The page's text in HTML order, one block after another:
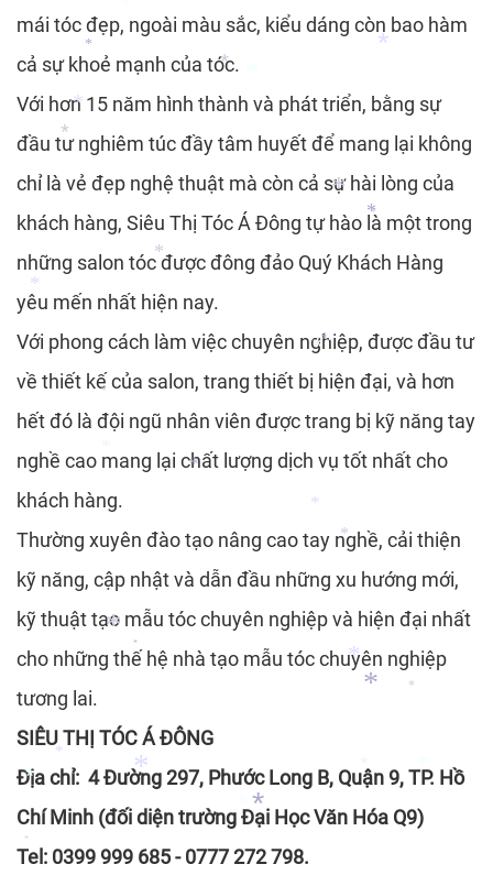
*
*
*
*
*
*
*
*
*
*
*
*
*
*
*
*
*
*
*
*
*
*
*
mái tóc đẹp, ngoài màu sắc, kiểu dáng còn bao hàm
cả sự khoẻ mạnh của tóc.
Với hơn 15 năm hình thành và phát triển, bằng sự
đầu tư nghiêm túc đầy tâm huyết để mang lại không
chỉ là vẻ đẹp nghệ thuật mà còn cả sự hài lòng của
khách hàng, Siêu Thị Tóc Á Đông tự hào là một trong
những salon tóc được đông đảo Quý Khách Hàng
yêu mến nhất hiện nay.
Với phong cách làm việc chuyên nghiệp, được đầu tư
về thiết kế của salon, trang thiết bị hiện đại, và hơn
hết đó là đội ngũ nhân viên được trang bị kỹ năng tay
nghề cao mang lại chất lượng dịch vụ tốt nhất cho
khách hàng.
Thường xuyên đào tạo nâng cao tay nghề, cải thiện
kỹ năng, cập nhật và dẫn đầu những xu hướng mới,
kỹ thuật tạo mẫu tóc chuyên nghiệp và hiện đại nhất
cho những thế hệ nhà tạo mẫu tóc chuyên nghiệp
tương lai.
SIÊU THỊ TÓC Á ĐÔNG
Địa chỉ: 4 Đường 297, Phước Long B, Quận 9, TP. Hồ
Chí Minh (đối diện trường Đại Học Văn Hóa Q9)
Tel: 0399 999 685 - 0777 272 798.